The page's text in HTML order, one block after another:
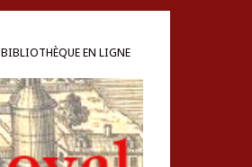
BIBLIOTHÈQUE EN LIGNE